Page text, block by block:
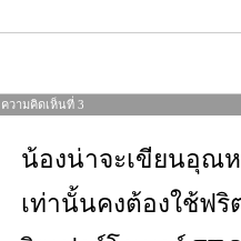
ความคิดเห็นที่ 3
น้องน่าจะเขียนอุณห
เท่านั้นคงต้องใช้ฟริ